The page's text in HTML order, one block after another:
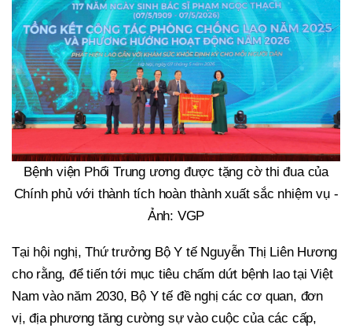
Bệnh viện Phổi Trung ương được tặng cờ thi đua của
Chính phủ với thành tích hoàn thành xuất sắc nhiệm vụ -
Ảnh: VGP
Tại hội nghị, Thứ trưởng Bộ Y tế Nguyễn Thị Liên Hương
cho rằng, để tiến tới mục tiêu chấm dứt bệnh lao tại Việt
Nam vào năm 2030, Bộ Y tế đề nghị các cơ quan, đơn
vị, địa phương tăng cường sự vào cuộc của các cấp,